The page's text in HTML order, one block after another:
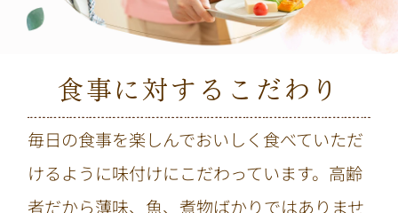
食事に対するこだわり
毎日の食事を楽しんでおいしく食べていただ
けるように味付けにこだわっています。高齢
者だから薄味、魚、煮物ばかりではありませ